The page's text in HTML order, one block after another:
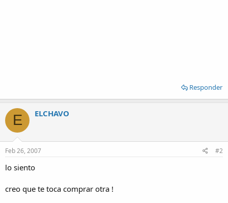
Responder
E ELCHAVO
Feb 26, 2007 #2
lo siento
creo que te toca comprar otra !